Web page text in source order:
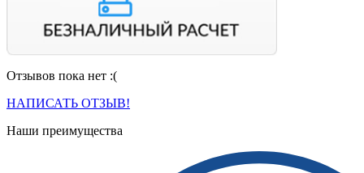
Вы можете оплатить свой заказ по безналичному расчету
счет на оплату.
Отзывов пока нет :(
НАПИСАТЬ ОТЗЫВ!
Наши преимущества